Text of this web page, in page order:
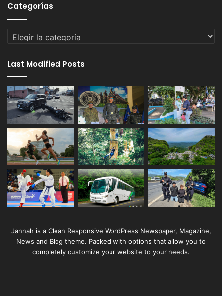
Categorías
Categorías
Last Modified Posts
Jannah is a Clean Responsive WordPress Newspaper, Magazine,
News and Blog theme. Packed with options that allow you to
completely customize your website to your needs.